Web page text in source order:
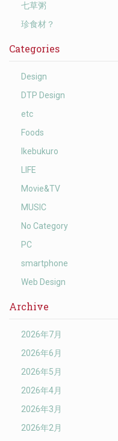
七草粥
珍食材？
Categories
Design
DTP Design
etc
Foods
Ikebukuro
LIFE
Movie&TV
MUSIC
No Category
PC
smartphone
Web Design
Archive
2026年7月
2026年6月
2026年5月
2026年4月
2026年3月
2026年2月